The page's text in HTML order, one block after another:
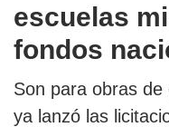
escuelas
fondos
Son para obras
ya lanzó las